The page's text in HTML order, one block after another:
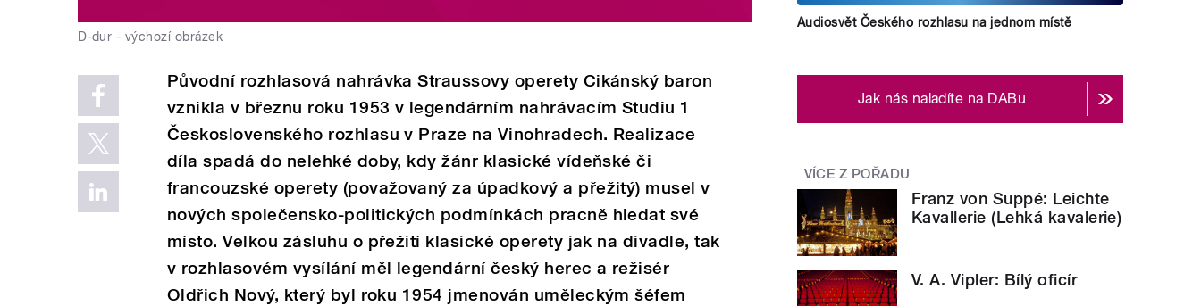
D-dur - výchozí obrázek
Původní rozhlasová nahrávka Straussovy operety Cikánský baron
vznikla v březnu roku 1953 v legendárním nahrávacím Studiu 1
Československého rozhlasu v Praze na Vinohradech. Realizace
díla spadá do nelehké doby, kdy žánr klasické vídeňské či
francouzské operety (považovaný za úpadkový a přežitý) musel v
nových společensko-politických podmínkách pracně hledat své
místo. Velkou zásluhu o přežití klasické operety jak na divadle, tak
v rozhlasovém vysílání měl legendární český herec a režisér
Oldřich Nový, který byl roku 1954 jmenován uměleckým šéfem
Audiosvět Českého rozhlasu na jednom místě
Jak nás naladíte na DABu
VÍCE Z POŘADU
Franz von Suppé: Leichte
Kavallerie (Lehká kavalerie)
V. A. Vipler: Bílý oficír